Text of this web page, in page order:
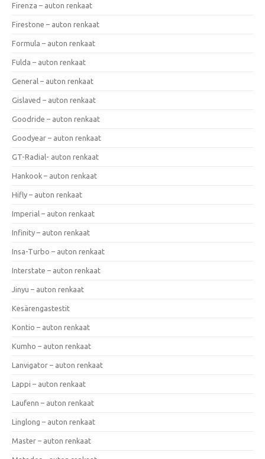
Firenza – auton renkaat
Firestone – auton renkaat
Formula – auton renkaat
Fulda – auton renkaat
General – auton renkaat
Gislaved – auton renkaat
Goodride – auton renkaat
Goodyear – auton renkaat
GT-Radial- auton renkaat
Hankook – auton renkaat
Hifly – auton renkaat
Imperial – auton renkaat
Infinity – auton renkaat
Insa-Turbo – auton renkaat
Interstate – auton renkaat
Jinyu – auton renkaat
Kesärengastestit
Kontio – auton renkaat
Kumho – auton renkaat
Lanvigator – auton renkaat
Lappi – auton renkaat
Laufenn – auton renkaat
Linglong – auton renkaat
Master – auton renkaat